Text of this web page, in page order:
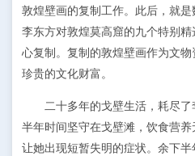
敦煌壁画的复制工作。此后，就是
李东方对敦煌莫高窟的九个特别
心复制。复制的敦煌壁画作为文
珍贵的文化财富。
二十多年的戈壁生活，耗尽
半年时间坚守在戈壁滩，饮食营
让她出现短暂失明的症状。余下